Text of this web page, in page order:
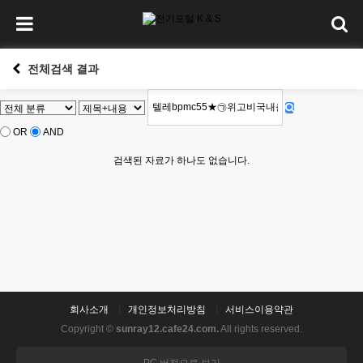
전체검색 결과
OR AND
검색된 자료가 하나도 없습니다.
회사소개 개인정보처리방침
서비스이용약관
Copyright © sunray12.cafe24.com.All rights reserved.